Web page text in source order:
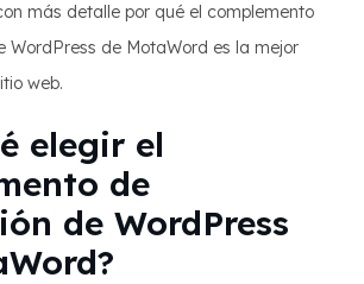
más detalle por qué el complemento
WordPress de MotaWord es la mejor
web.
elegir el
de
de WordPress